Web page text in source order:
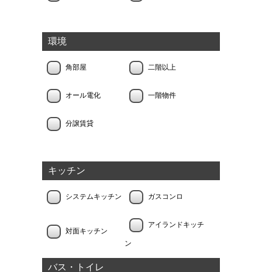
環境
角部屋 二階以上
オール電化 一階物件
分譲賃貸
キッチン
システムキッチン ガスコンロ
対面キッチン
アイランドキッチ
ン
バス・トイレ